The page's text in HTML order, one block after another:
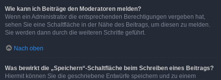
Wie kann ich Beiträge den Moderatoren melden?
Wenn ein Administrator die entsprechenden Berechtigungen vergeben hat,
sehen Sie eine Schaltfläche in der Nähe des Beitrags, um diesen zu melden.
Sie werden dann durch die weiteren Schritte geführt.
Nach oben
Was bewirkt die „Speichern“-Schaltfläche beim Schreiben eines Beitrags?
Hiermit können Sie die geschriebene Entwürfe speichern und zu einem